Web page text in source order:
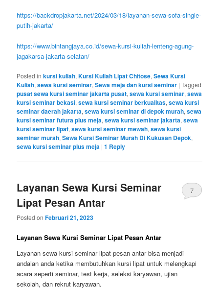
https://backdropjakarta.net/2024/03/18/layanan-sewa-sofa-single-
putih-jakarta/
https://www.bintangjaya.co.id/sewa-kursi-kuliah-lenteng-agung-
jagakarsa-jakarta-selatan/
Posted in kursi kuliah,Kursi Kuliah Lipat Chitose,Sewa Kursi
Kuliah,sewa kursi seminar,Sewa meja dan kursi seminar |Tagged
pusat sewa kursi seminar jakarta pusat,sewa kursi seminar,sewa
kursi seminar bekasi,sewa kursi seminar berkualitas,sewa kursi
seminar daerah jakarta,sewa kursi seminar di depok murah,sewa
kursi seminar futura plus meja,sewa kursi seminar jakarta,sewa
kursi seminar lipat,sewa kursi seminar mewah,sewa kursi
seminar murah,Sewa Kursi Seminar Murah Di Kukusan Depok,
sewa kursi seminar plus meja |1 Reply
Layanan Sewa Kursi Seminar
Lipat Pesan Antar
Posted onFebruari 21, 2023
7
Layanan Sewa Kursi Seminar Lipat Pesan Antar
Layanan sewa kursi seminar lipat pesan antar bisa menjadi
andalan anda ketika membutuhkan kursi lipat untuk melengkapi
acara seperti seminar, test kerja, seleksi karyawan, ujian
sekolah, dan rekrut karyawan.